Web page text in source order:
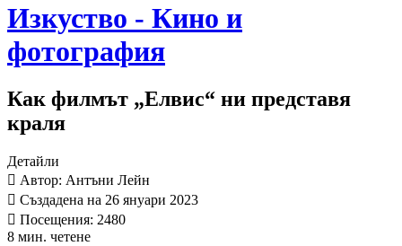
Изкуство - Кино и
фотография
Как филмът „Елвис“ ни представя
краля
Детайли
Автор: Антъни Лейн
Създадена на 26 януари 2023
Посещения: 2480
8 мин. четене